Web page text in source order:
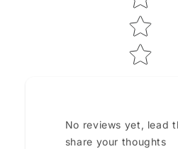
No reviews yet, lead
share your thoughts